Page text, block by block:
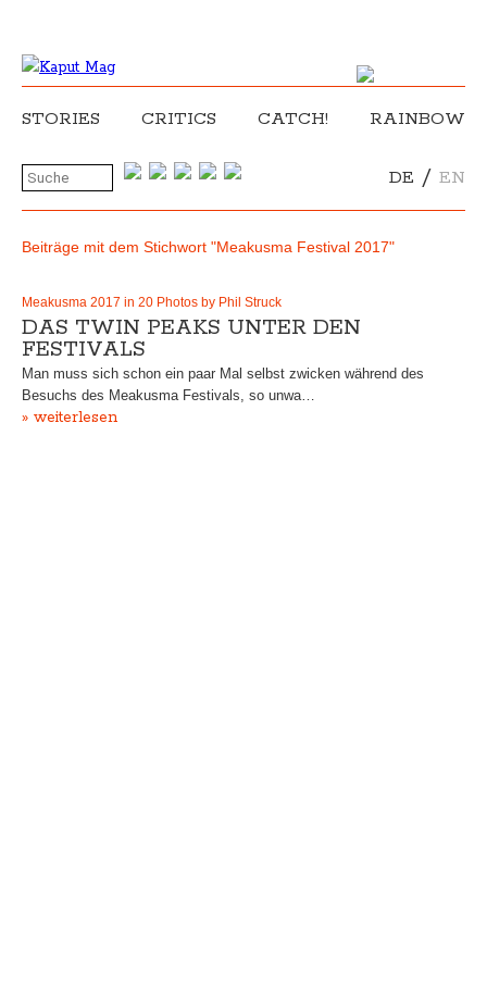
STORIES CRITICS CATCH! RAINBOW
DE / EN
Beiträge mit dem Stichwort "Meakusma Festival 2017"
Meakusma 2017 in 20 Photos by Phil Struck
DAS TWIN PEAKS UNTER DEN
FESTIVALS
Man muss sich schon ein paar Mal selbst zwicken während des
Besuchs des Meakusma Festivals, so unwa…
» weiterlesen